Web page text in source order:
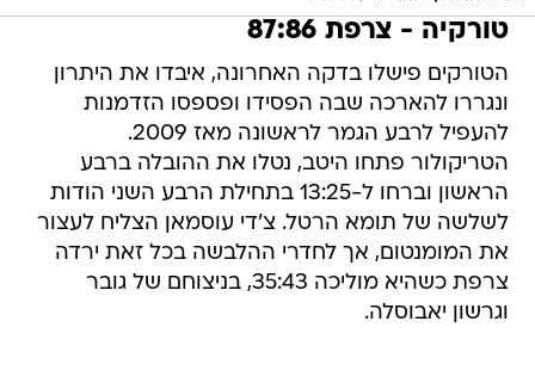
טורקיה - צרפת 87:86
הטורקים פישלו בדקה האחרונה, איבדו את היתרון
ונגררו להארכה שבה הפסידו ופספסו הזדמנות
להעפיל לרבע הגמר לראשונה מאז 2009.
הטריקולור פתחו היטב, נטלו את ההובלה ברבע
הראשון וברחו ל-13:25 בתחילת הרבע השני הודות
לשלשה של תומא הרטל. צ'די עוסמאן הצליח לעצור
את המומנטום, אך לחדרי ההלבשה בכל זאת ירדה
צרפת כשהיא מוליכה 35:43, בניצוחם של גובר
וגרשון יאבוסלה.